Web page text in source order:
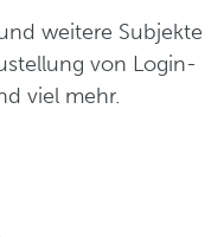
weitere Subjekte
von Login-
viel mehr.